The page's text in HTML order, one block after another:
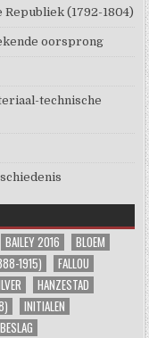
(1792-1804)
oorsprong
technische
BAILEY 2016
BLOEM
1915)
FALLOU
HANZESTAD
INITIALEN